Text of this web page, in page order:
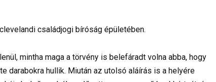
családjogi bíróság épületében.
mintha maga a törvény is belefáradt volna abba, hogy
darabokra hullik. Miután az utolsó aláírás is a helyére